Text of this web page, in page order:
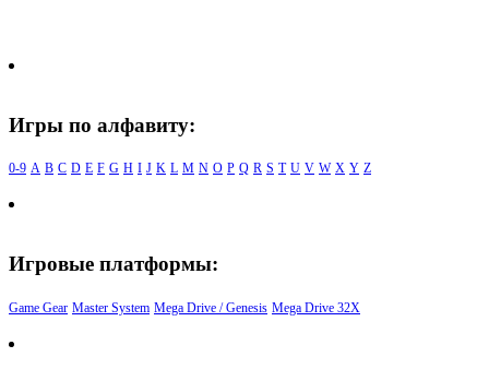
Игры по алфавиту:
0-9 A B C D E F G H I J K L M N O P Q R S T U V W X Y Z
Игровые платформы:
Game Gear Master System Mega Drive / Genesis Mega Drive 32X